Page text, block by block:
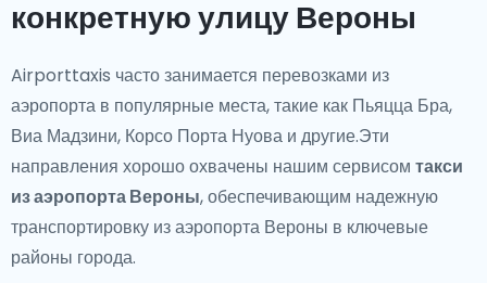
конкретную улицу Вероны
Airporttaxis часто занимается перевозками из
аэропорта в популярные места, такие как Пьяцца Бра,
Виа Мадзини, Корсо Порта Нуова и другие.Эти
направления хорошо охвачены нашим сервисом такси
из аэропорта Вероны, обеспечивающим надежную
транспортировку из аэропорта Вероны в ключевые
районы города.